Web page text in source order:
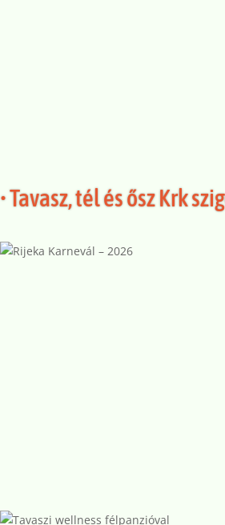
• Tavasz, tél és ősz Krk